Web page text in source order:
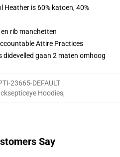
Heather is 60% katoen, 40%
rib manchetten
Attire Practices
didevelled gaan 2 maten omhoog
23665-DEFAULT
Hoodies,
Say